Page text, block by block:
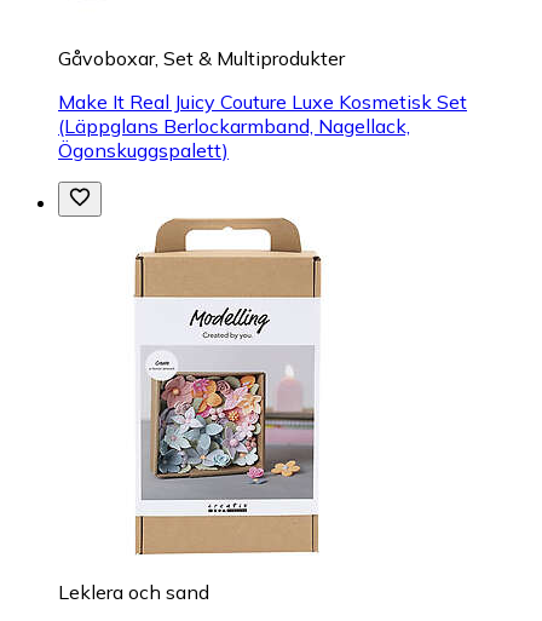
Gåvoboxar, Set & Multiprodukter
Make It Real Juicy Couture Luxe Kosmetisk Set
(Läppglans Berlockarmband, Nagellack,
Ögonskuggspalett)
Leklera och sand